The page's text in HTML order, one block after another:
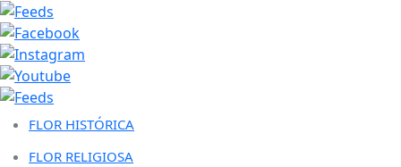
FLOR HISTÓRICA
FLOR RELIGIOSA